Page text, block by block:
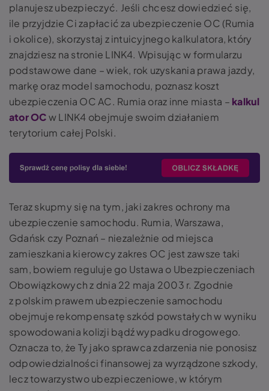
planujesz ubezpieczyć. Jeśli chcesz dowiedzieć się,
ile przyjdzie Ci zapłacić za ubezpieczenie OC (Rumia
i okolice), skorzystaj z intuicyjnego kalkulatora, który
znajdziesz na stronie LINK4. Wpisując w formularzu
podstawowe dane – wiek, rok uzyskania prawa jazdy,
markę oraz model samochodu, poznasz koszt
ubezpieczenia OC AC. Rumia oraz inne miasta – kalkul
ator OCw LINK4 obejmuje swoim działaniem
terytorium całej Polski.
Teraz skupmy się na tym, jaki zakres ochrony ma
ubezpieczenie samochodu. Rumia, Warszawa,
Gdańsk czy Poznań – niezależnie od miejsca
zamieszkania kierowcy zakres OC jest zawsze taki
sam, bowiem reguluje go Ustawa o Ubezpieczeniach
Obowiązkowych z dnia 22 maja 2003 r. Zgodnie
z polskim prawem ubezpieczenie samochodu
obejmuje rekompensatę szkód powstałych w wyniku
spowodowania kolizji bądź wypadku drogowego.
Oznacza to, że Ty jako sprawca zdarzenia nie ponosisz
odpowiedzialności finansowej za wyrządzone szkody,
lecz towarzystwo ubezpieczeniowe, w którym